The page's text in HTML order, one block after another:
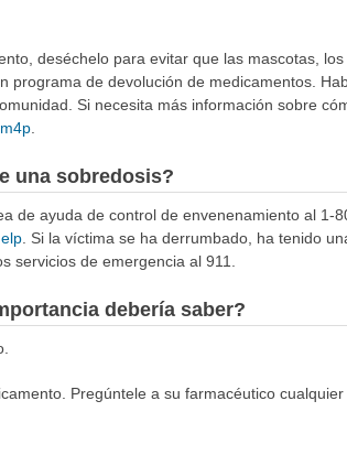
deséchelo para evitar que las mascotas,
programa de devolución de medicamentos.
Si necesita más información sobre
.
una sobredosis?
de ayuda de control de envenenamiento al 1-
. Si la víctima se ha derrumbado, ha tenido
servicios de emergencia al 911.
debería saber?
Pregúntele a su farmacéutico